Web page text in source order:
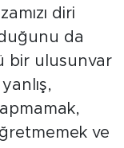
diri
da
bir ulusunvar
ve